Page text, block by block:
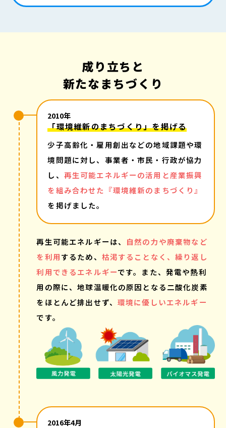
成り立ちと
新たなまちづくり
再生可能エネルギーは、 自然の力や廃棄物など
を利用するため、 枯渇することなく、繰り返し
利用できるエネルギーです。また、発電や熱利
用の際に、地球温暖化の原因となる二酸化炭素
をほとんど排出せず、 環境に優しいエネルギー
です。
2010年
「環境維新のまちづくり」を掲げる
少子高齢化・雇用創出などの地域課題や環
境問題に対し、事業者・市民・行政が協力
し、 再生可能エネルギーの活用と産業振興
を組み合わせた『環境維新のまちづくり』
を掲げました。
2016年4月